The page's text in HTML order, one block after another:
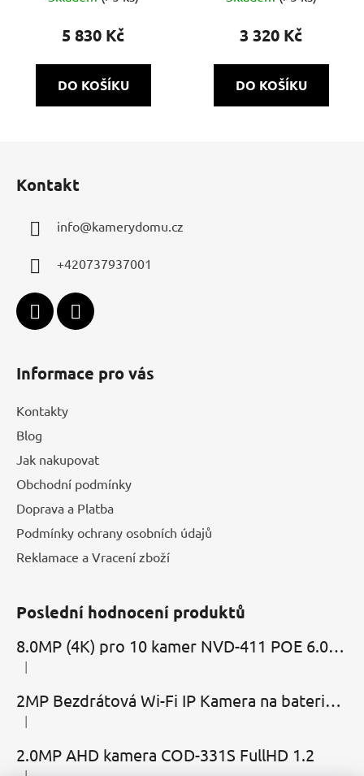
5 830 Kč
DO KOŠÍKU
3 320 Kč
DO KOŠÍKU
Kontakt
info@kamerydomu.cz
+420737937001
Informace pro vás
Kontakty
Blog
Jak nakupovat
Obchodní podmínky
Doprava a Platba
Podmínky ochrany osobních údajů
Reklamace a Vracení zboží
Poslední hodnocení produktů
8.0MP (4K) pro 10 kamer NVD-411 POE 6.0 Cloud
Hodnocení produktu je 5 z 5 hvězdiček.
|
2MP Bezdrátová Wi-Fi IP Kamera na baterie MBC-Cubic s mikrofonem, reproduktorem a slotem microSD
Hodnocení produktu je 2 z 5 hvězdiček.
|
2.0MP AHD kamera COD-331S FullHD 1.2